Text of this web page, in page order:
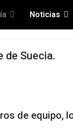
Noticias
de Suecia.
de equipo,